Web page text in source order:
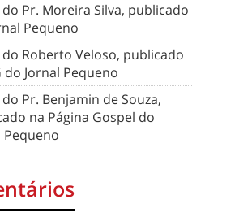
Pr. Moreira Silva, publicado
Pequeno
Roberto Veloso, publicado
do Jornal Pequeno
Pr. Benjamin de Souza,
na Página Gospel do
Pequeno